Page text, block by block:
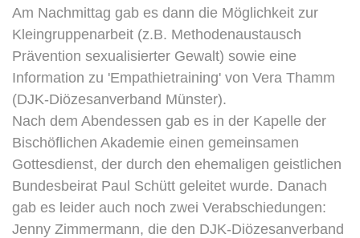
Am Nachmittag gab es dann die Möglichkeit zur
Kleingruppenarbeit (z.B. Methodenaustausch
Prävention sexualisierter Gewalt) sowie eine
Information zu 'Empathietraining' von Vera Thamm
(DJK-Diözesanverband Münster).
Nach dem Abendessen gab es in der Kapelle der
Bischöflichen Akademie einen gemeinsamen
Gottesdienst, der durch den ehemaligen geistlichen
Bundesbeirat Paul Schütt geleitet wurde. Danach
gab es leider auch noch zwei Verabschiedungen:
Jenny Zimmermann, die den DJK-Diözesanverband